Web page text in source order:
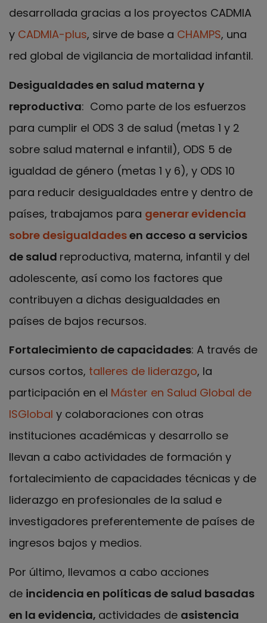
desarrollada gracias a los proyectos CADMIA
y CADMIA-plus, sirve de base a CHAMPS, una
red global de vigilancia de mortalidad infantil.
Desigualdades en salud materna y
reproductiva: Como parte de los esfuerzos
para cumplir el ODS 3 de salud (metas 1 y 2
sobre salud maternal e infantil), ODS 5 de
igualdad de género (metas 1 y 6), y ODS 10
para reducir desigualdades entre y dentro de
países, trabajamos para generar evidencia
sobre desigualdadesen acceso a servicios
de salud reproductiva, materna, infantil y del
adolescente, así como los factores que
contribuyen a dichas desigualdades en
países de bajos recursos.
Fortalecimiento de capacidades: A través de
cursos cortos, talleres de liderazgo, la
participación en el Máster en Salud Global de
ISGlobal y colaboraciones con otras
instituciones académicas y desarrollo se
llevan a cabo actividades de formación y
fortalecimiento de capacidades técnicas y de
liderazgo en profesionales de la salud e
investigadores preferentemente de países de
ingresos bajos y medios.
Por último, llevamos a cabo acciones
de incidencia en políticas de salud basadas
en la evidencia, actividades de asistencia